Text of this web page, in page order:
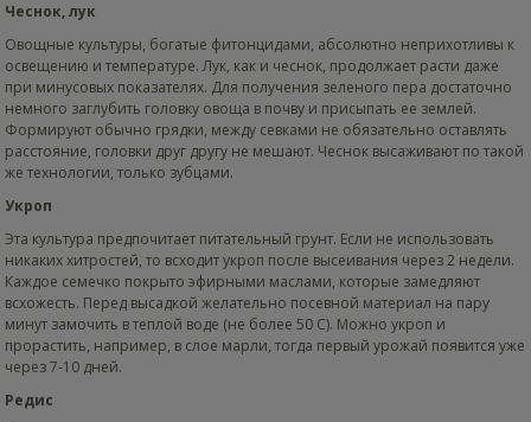
Чеснок, лук
Овощные культуры, богатые фитонцидами, абсолютно неприхотливы к
освещению и температуре. Лук, как и чеснок, продолжает расти даже
при минусовых показателях. Для получения зеленого пера достаточно
немного заглубить головку овоща в почву и присыпать ее землей.
Формируют обычно грядки, между севками не обязательно оставлять
расстояние, головки друг другу не мешают. Чеснок высаживают по такой
же технологии, только зубцами.
Укроп
Эта культура предпочитает питательный грунт. Если не использовать
никаких хитростей, то всходит укроп после высеивания через 2 недели.
Каждое семечко покрыто эфирными маслами, которые замедляют
всхожесть. Перед высадкой желательно посевной материал на пару
минут замочить в теплой воде (не более 50 С). Можно укроп и
прорастить, например, в слое марли, тогда первый урожай появится уже
через 7-10 дней.
Редис